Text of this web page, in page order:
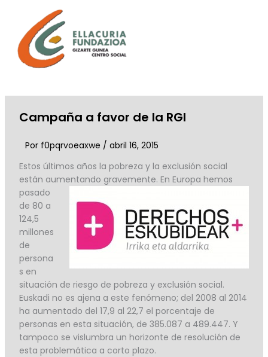
contenido
Campaña a favor de la RGI
Por f0pqrvoeaxwe / abril 16, 2015
Estos últimos años la pobreza y la exclusión social
están aumentando gravemente. En Europa hemos
pasado
de 80 a
124,5
millones
de
persona
s en
situación de riesgo de pobreza y exclusión social.
Euskadi no es ajena a este fenómeno; del 2008 al 2014
ha aumentado del 17,9 al 22,7 el porcentaje de
personas en esta situación, de 385.087 a 489.447. Y
tampoco se vislumbra un horizonte de resolución de
esta problemática a corto plazo.